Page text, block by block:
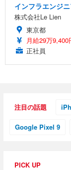
インフラエンジ
株式会社Le Lien
東京都
月給29万
正社員
注目の話題
Google Pixel 9
PICK UP